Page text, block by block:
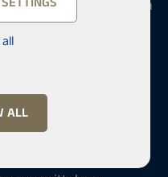
sinua yrittäjämäinen
vapaus ja
Saatat olla
jäsen.
ja halua oppia
rautainen LKV-
ALL